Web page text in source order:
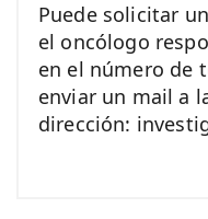
Puede solicitar
el oncólogo
en el número de
enviar un mail a
dirección: